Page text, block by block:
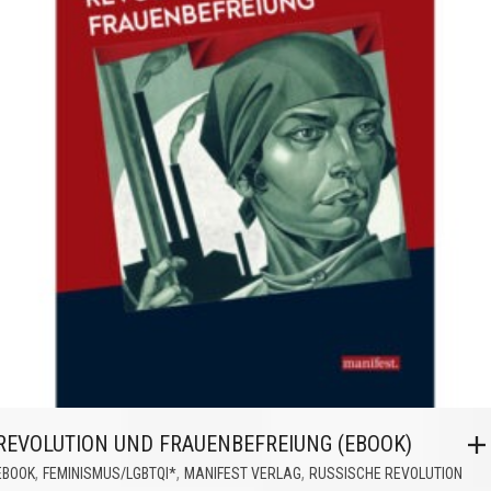
UND FRAUENBEFREIUNG (EBOOK)
, FEMINISMUS/LGBTQI*, MANIFEST VERLAG, RUSSISCHE REVOLUTION